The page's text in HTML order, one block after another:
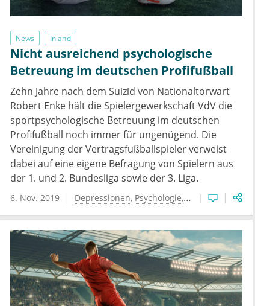
News Inland
Nicht ausreichend psychologische
Betreuung im deutschen Profifußball
Zehn Jahre nach dem Suizid von Nationaltorwart
Robert Enke hält die Spielergewerkschaft VdV die
sportpsychologische Betreuung im deutschen
Profifußball noch immer für ungenügend. Die
Vereinigung der Vertragsfußballspieler verweist
dabei auf eine eigene Befragung von Spielern aus
der 1. und 2. Bundesliga sowie der 3. Liga.
6. Nov. 2019 Depressionen Psychologie Sportmedizin